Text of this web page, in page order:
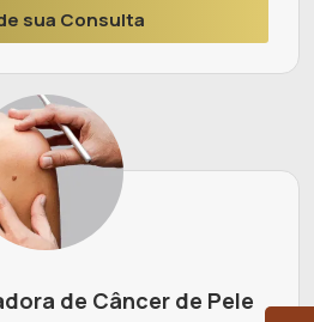
sua Consulta
de Câncer de Pele